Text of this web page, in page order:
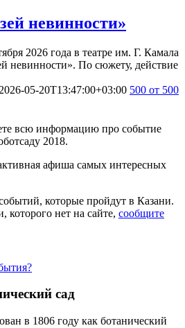
невинности»
2026 года в театре им. Г. Камала
невинности». По сюжету, действие
2026-05-20T13:47:00+03:00 500 от 500
всю информацию про событие
2018.
афиша самых интересных
которые пройдут в Казани.
которого нет на сайте, сообщите
сад
в 1806 году как ботанический